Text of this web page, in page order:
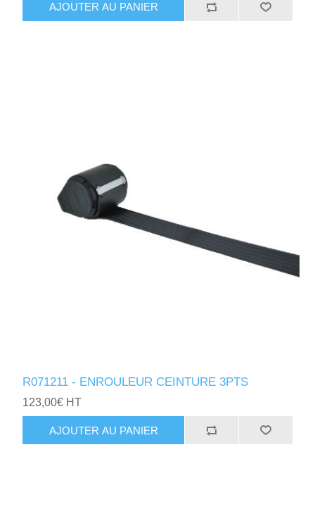
AJOUTER AU PANIER
R071211 - ENROULEUR CEINTURE 3PTS
123,00€ HT
AJOUTER AU PANIER